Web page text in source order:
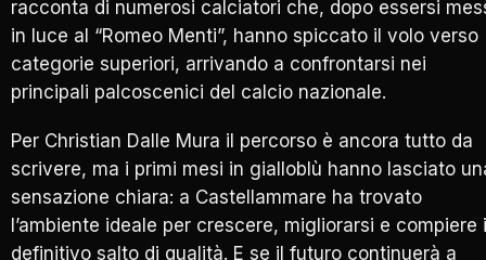
racconta di numerosi calciatori che, dopo essersi
in luce al “Romeo Menti”, hanno spiccato il volo verso
categorie superiori, arrivando a confrontarsi nei
principali palcoscenici del calcio nazionale.
Per Christian Dalle Mura il percorso è ancora tutto da
scrivere, ma i primi mesi in gialloblù hanno lasciato
sensazione chiara: a Castellammare ha trovato
l’ambiente ideale per crescere, migliorarsi e compiere
definitivo salto di qualità. E se il futuro continuerà a